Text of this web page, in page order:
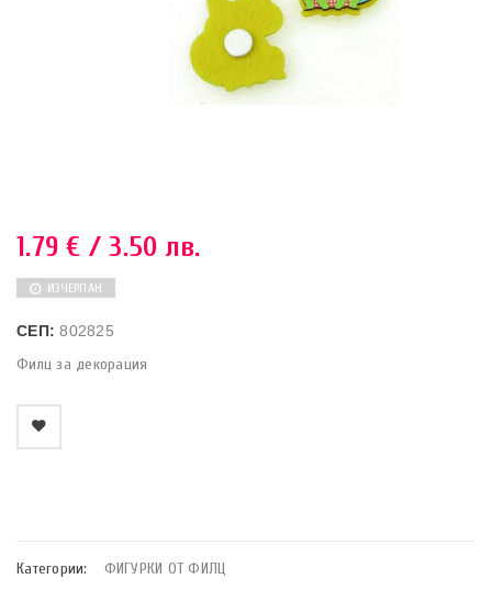
1.79€ / 3.50 лв.
ИЗЧЕРПАН
СЕП:802825
Филц за декорация
Категории: ФИГУРКИ ОТ ФИЛЦ